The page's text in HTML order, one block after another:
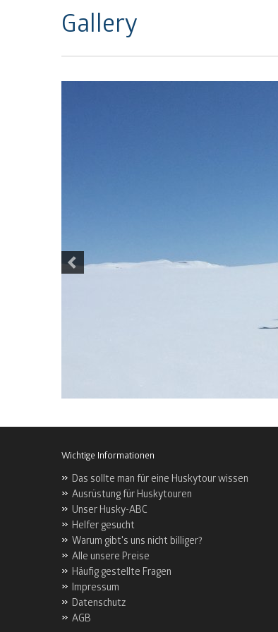
Gallery
Wichtige Informationen
Das sollte man für eine Huskytour wissen
Ausrüstung für Huskytouren
Unser Husky-ABC
Helfer gesucht
Warum gibt's uns nicht billiger?
Alle unsere Preise
Häufig gestellte Fragen
Impressum
Datenschutz
AGB